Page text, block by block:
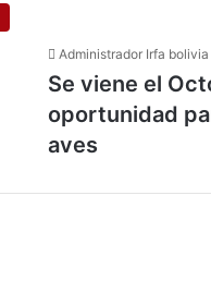
Administrador Irfa bolivia
Se viene el
oportunidad
aves